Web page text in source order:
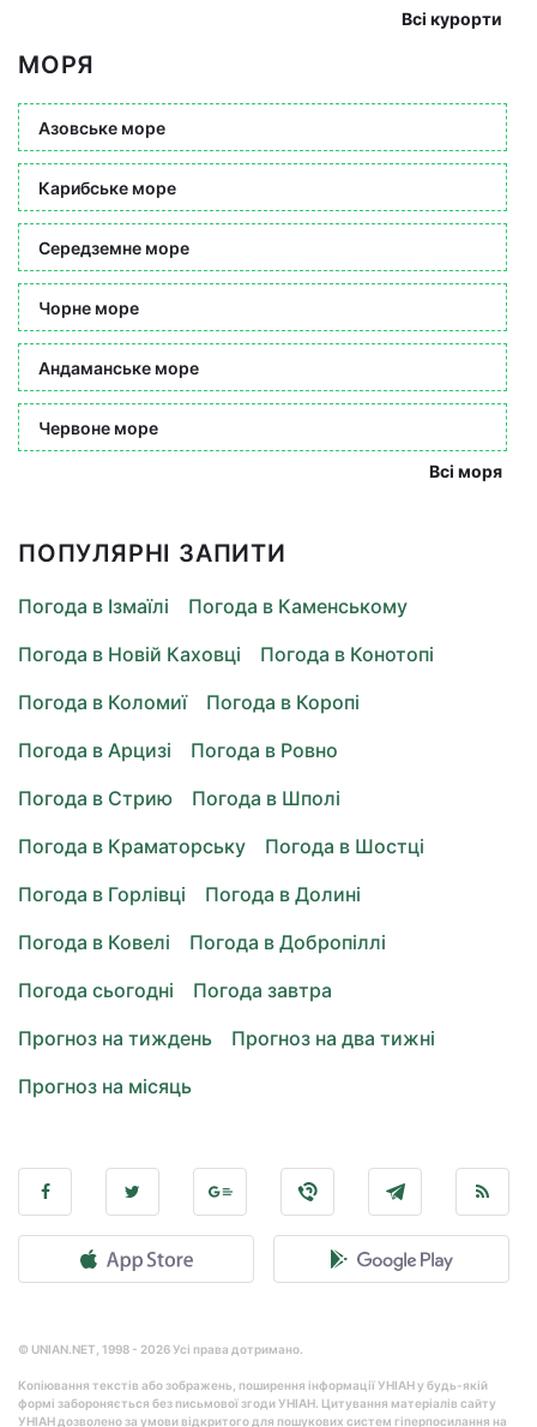
Всі курорти
МОРЯ
Азовське море
Карибське море
Середземне море
Чорне море
Андаманське море
Червоне море
Всі моря
ПОПУЛЯРНІ ЗАПИТИ
Погода в Ізмаїлі
Погода в Каменському
Погода в Новій Каховці
Погода в Конотопі
Погода в Коломиї
Погода в Коропі
Погода в Арцизі
Погода в Ровно
Погода в Стрию
Погода в Шполі
Погода в Краматорську
Погода в Шостці
Погода в Горлівці
Погода в Долині
Погода в Ковелі
Погода в Добропіллі
Погода сьогодні
Погода завтра
Прогноз на тиждень
Прогноз на два тижні
Прогноз на місяць
© UNIAN.NET, 1998 - 2026 Усі права дотримано.
Копіювання текстів або зображень, поширення інформації УНІАН у будь-якій
формі забороняється без письмової згоди УНІАН. Цитування матеріалів сайту
УНІАН дозволено за умови відкритого для пошукових систем гіперпосилання на